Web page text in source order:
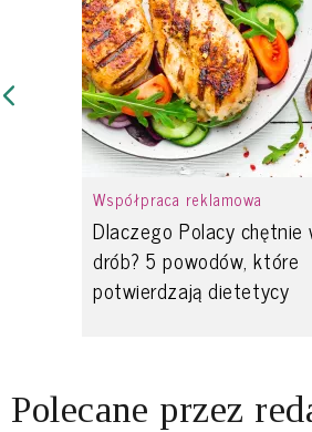
Współpraca reklamowa
Dlaczego Polacy chętnie
drób? 5 powodów, które
potwierdzają dietetycy
Polecane przez